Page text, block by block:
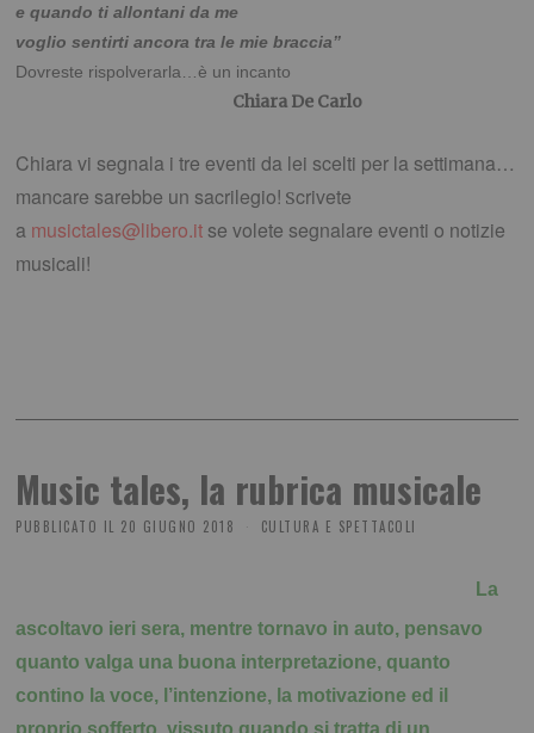
e quando ti allontani da me
voglio sentirti ancora tra le mie braccia”
Dovreste rispolverarla…è un incanto
Chiara De Carlo
Chiara vi segnala i tre eventi da lei scelti per la settimana…
mancare sarebbe un sacrilegio! Scrivete
a musictales@libero.it se volete segnalare eventi o notizie
musicali!
Music tales, la rubrica musicale
PUBBLICATO IL 20 GIUGNO 2018 CULTURA E SPETTACOLI
La
ascoltavo ieri sera, mentre tornavo in auto, pensavo
quanto valga una buona interpretazione, quanto
contino la voce, l’intenzione, la motivazione ed il